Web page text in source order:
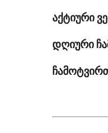
აქტიური
დღიური